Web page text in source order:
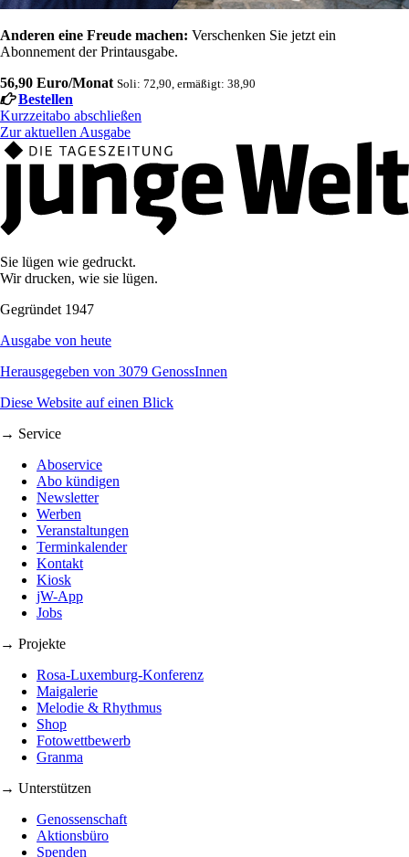
Anderen eine Freude machen: Verschenken Sie jetzt ein
Abonnement der Printausgabe.
56,90 Euro/Monat Soli: 72,90, ermäßigt: 38,90
Bestellen
Kurzzeitabo abschließen
Zur aktuellen Ausgabe
Sie lügen wie gedruckt.
Wir drucken, wie sie lügen.
Gegründet 1947
Ausgabe von heute
Herausgegeben von 3079 GenossInnen
Diese Website auf einen Blick
→ Service
Aboservice
Abo kündigen
Newsletter
Werben
Veranstaltungen
Terminkalender
Kontakt
Kiosk
jW-App
Jobs
→ Projekte
Rosa-Luxemburg-Konferenz
Maigalerie
Melodie & Rhythmus
Shop
Fotowettbewerb
Granma
→ Unterstützen
Genossenschaft
Aktionsbüro
Spenden